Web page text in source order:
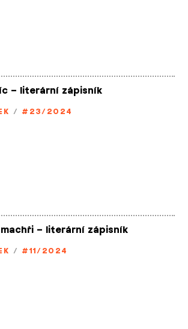
– literární zápisník
/ #23/2024
– literární zápisník
/ #11/2024